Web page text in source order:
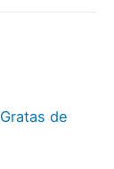
Gratas de